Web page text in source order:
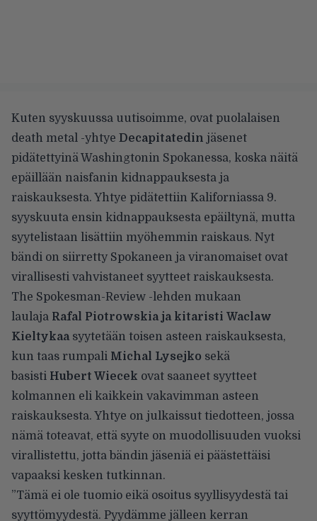
Kuten syyskuussa uutisoimme, ovat puolalaisen
death metal -yhtye Decapitatedin jäsenet
pidätettyinä Washingtonin Spokanessa, koska näitä
epäillään naisfanin kidnappauksesta ja
raiskauksesta. Yhtye pidätettiin Kaliforniassa 9.
syyskuuta ensin kidnappauksesta epäiltynä, mutta
syytelistaan lisättiin myöhemmin raiskaus. Nyt
bändi on siirretty Spokaneen ja viranomaiset ovat
virallisesti vahvistaneet syytteet raiskauksesta.
The Spokesman-Review -lehden mukaan
laulaja Rafal Piotrowskia ja kitaristi Waclaw
Kieltykaa syytetään toisen asteen raiskauksesta,
kun taas rumpali Michal Lysejko sekä
basisti Hubert Wiecek ovat saaneet syytteet
kolmannen eli kaikkein vakavimman asteen
raiskauksesta. Yhtye on julkaissut tiedotteen, jossa
nämä toteavat, että syyte on muodollisuuden vuoksi
virallistettu, jotta bändin jäseniä ei päästettäisi
vapaaksi kesken tutkinnan.
”Tämä ei ole tuomio eikä osoitus syyllisyydestä tai
syyttömyydestä. Pyydämme jälleen kerran